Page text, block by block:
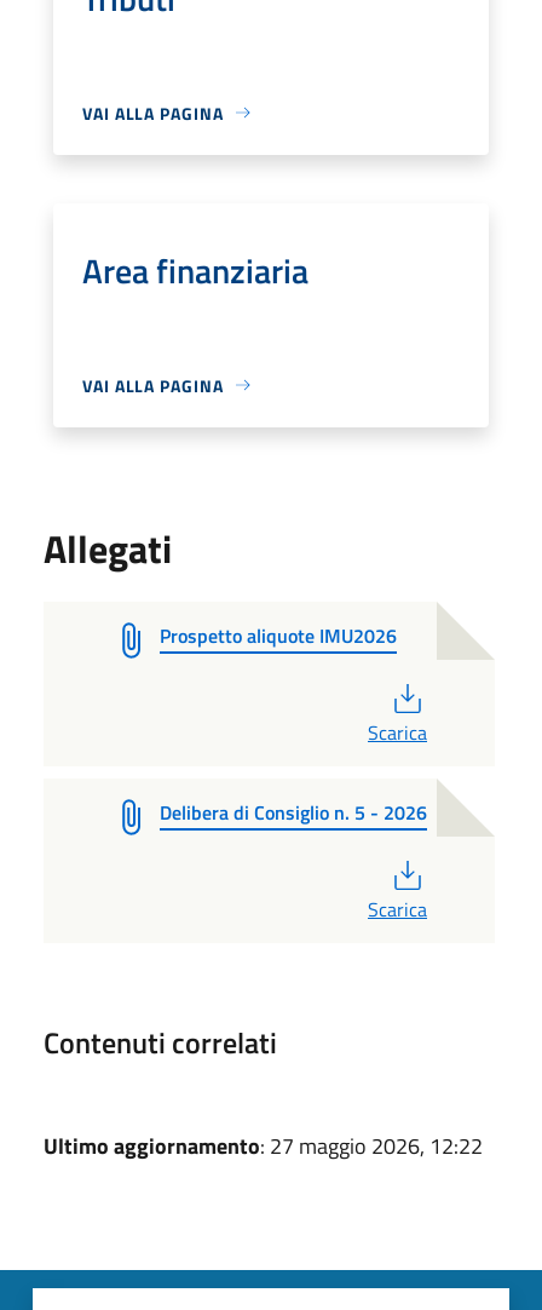
VAI ALLA PAGINA
Area finanziaria
VAI ALLA PAGINA
Allegati
Prospetto aliquote IMU2026
Scarica
Delibera di Consiglio n. 5 - 2026
Scarica
Contenuti correlati
Ultimo aggiornamento: 27 maggio 2026, 12:22